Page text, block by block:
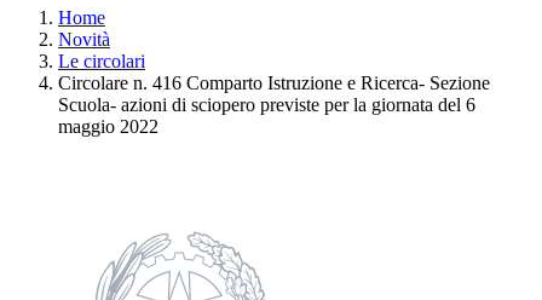
Home
Novità
Le circolari
Circolare n. 416 Comparto Istruzione e Ricerca- Sezione
Scuola- azioni di sciopero previste per la giornata del 6
maggio 2022